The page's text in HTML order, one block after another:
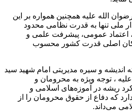
الله علیه همچنین همواره بر این
ملی تنها به قدرت نظامی محدود
اعتماد عمومی، پیشرفت علمی و
اصلی قدرت کشور محسوب
و سیره مدیریتی امام شهید سید
، توجه ویژه به محرومان و
ریشه در آموزه‌های اسلامی و
که دفاع از حقوق محرومان را از
می‌داند.